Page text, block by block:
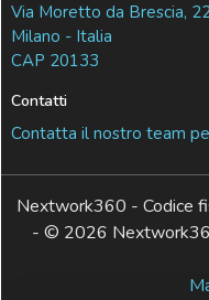
Via Moretto da Brescia,
Milano - Italia
CAP 20133
Contatti
Contatta il nostro team
Nextwork360 - Codice
- © 2026